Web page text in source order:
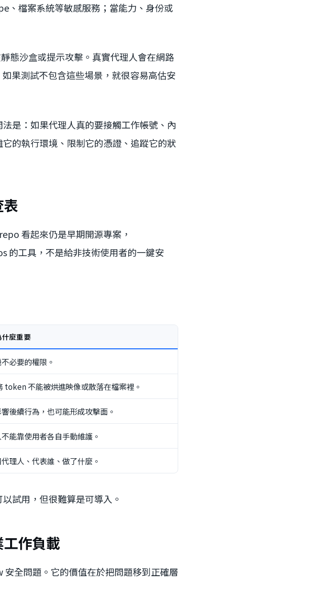
、檔案系統等敏感服務；當能力、身份或
態沙盒或提示攻擊。真實代理人會在網路
果測試不包含這些場景，就很容易高估安
是：如果代理人真的要接觸工作帳號、內
的執行環境、限制它的憑證、追蹤它的狀
看起來仍是早期開源專案，
的工具，不是給非技術使用者的一鍵安
什麼重要
必要的權限。
token 不能被烘進映像或散落在檔案裡。
後續行為，也可能形成攻擊面。
能靠使用者各自手動維護。
理人、代表誰、做了什麼。
試用，但很難算是可導入。
作負載
全問題。它的價值在於把問題移到正確層